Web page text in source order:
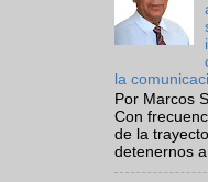
la
Por Marcos
Con
de la
detenernos